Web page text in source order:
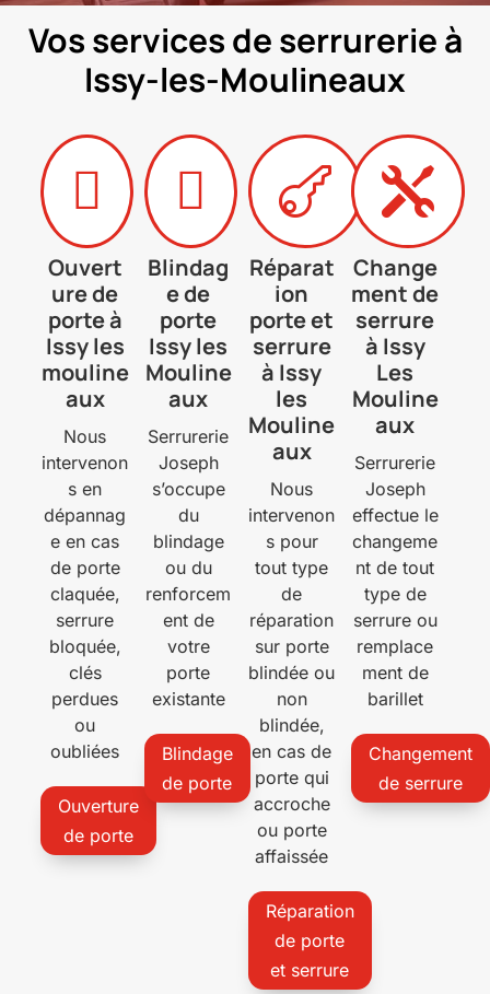
Vos services de serrurerie à
Issy-les-Moulineaux

Ouvert
ure de
porte à
Issy les
mouline
aux
Nous
intervenon
s en
dépannag
e en cas
de porte
claquée,
serrure
bloquée,
clés
perdues
ou
oubliées
Ouverture
de porte

Blindag
e de
porte
Issy les
Mouline
aux
Serrurerie
Joseph
s’occupe
du
blindage
ou du
renforcem
ent de
votre
porte
existante
Blindage
de porte

Réparat
ion
porte et
serrure
à Issy
les
Mouline
aux
Nous
intervenon
s pour
tout type
de
réparation
sur porte
blindée ou
non
blindée,
en cas de
porte qui
accroche
ou porte
affaissée
Réparation
de porte
et serrure

Change
ment de
serrure
à Issy
Les
Mouline
aux
Serrurerie
Joseph
effectue le
changeme
nt de tout
type de
serrure ou
remplace
ment de
barillet
Changement
de serrure